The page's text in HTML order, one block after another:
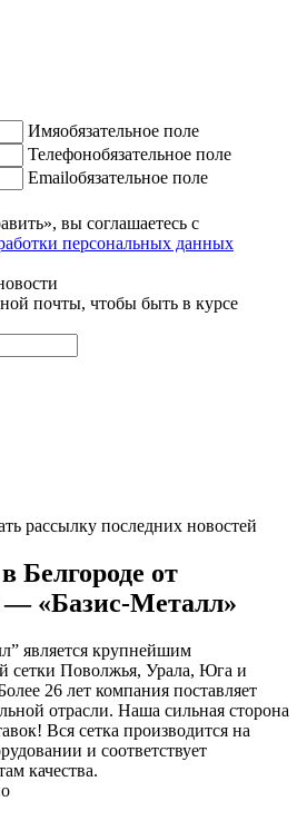
Имяобязательное поле
Телефонобязательное поле
Emailобязательное поле
вы соглашаетесь с
персональных данных
почты, чтобы быть в курсе
рассылку последних новостей
Белгороде от
— «Базис-Металл»
является крупнейшим
сетки Поволжья, Урала, Юга и
26 лет компания поставляет
отрасли. Наша сильная сторона
Вся сетка производится на
и соответствует
качества.